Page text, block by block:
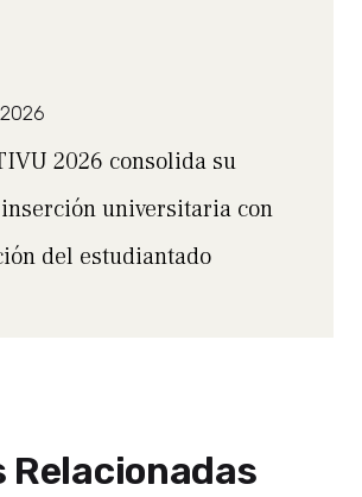
2026 consolida su
universitaria con
del estudiantado
Relacionadas